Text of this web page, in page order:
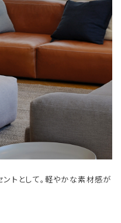
トとして。軽やかな素材感が